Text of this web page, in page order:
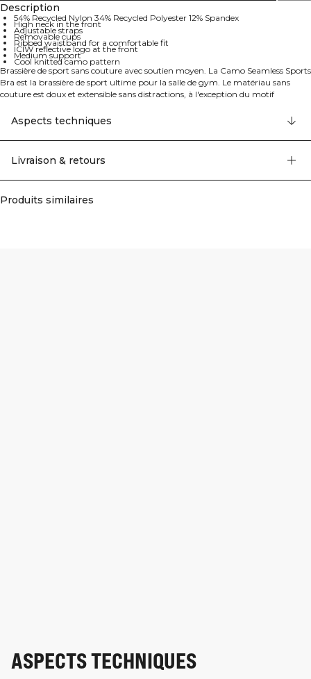
Description
54% Recycled Nylon 34% Recycled Polyester 12% Spandex
High neck in the front
Adjustable straps
Removable cups
Ribbed waistband for a comfortable fit
ICIW reflective logo at the front
Medium support
Cool knitted camo pattern
Brassière de sport sans couture avec soutien moyen. La Camo Seamless Sports
Bra est la brassière de sport ultime pour la salle de gym. Le matériau sans
couture est doux et extensible sans distractions, à l'exception du motif
des bretelles ajustables à l'arrière et une ceinture côtelée pour un ajustement
confortable tout au long de votre séance d'entraînement. 54% Nylon Recyclé
34% Polyester Recyclé 12% Elastan
Aspects techniques
Livraison & retours
Produits similaires
ASPECTS TECHNIQUES